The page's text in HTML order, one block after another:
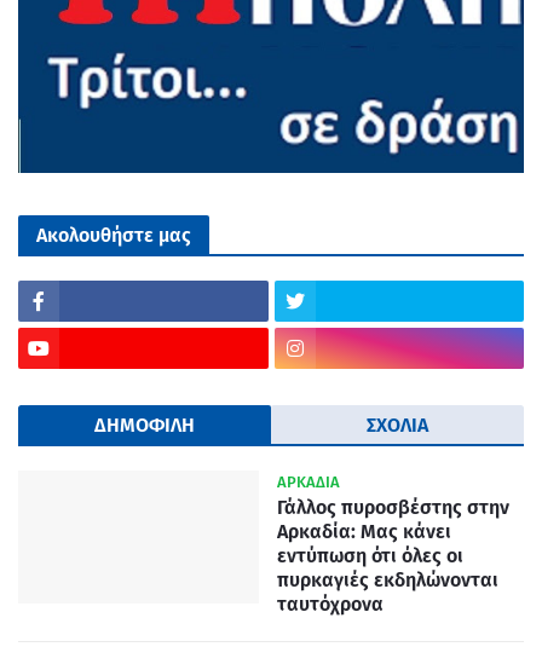
Ακολουθήστε μας
ΔΗΜΟΦΙΛΗ ΣΧΟΛΙΑ
ΑΡΚΑΔΙΑ
Γάλλος πυροσβέστης στην
Αρκαδία: Μας κάνει
εντύπωση ότι όλες οι
πυρκαγιές εκδηλώνονται
ταυτόχρονα